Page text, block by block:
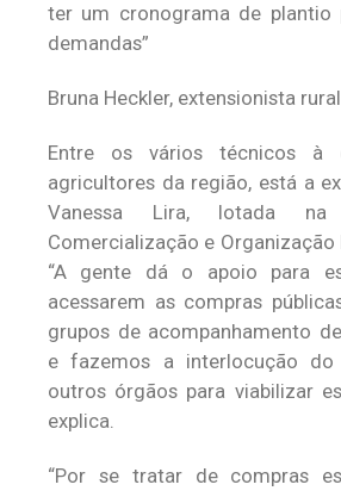
ter um cronograma de plantio
demandas”
Bruna Heckler, extensionista
Entre os vários técnicos à
agricultores da região, está a
Vanessa Lira, lotada na
Comercialização e Organização
“A gente dá o apoio para
acessarem as compras
grupos de acompanhamento
e fazemos a interlocução
outros órgãos para viabilizar
explica.
“Por se tratar de compras